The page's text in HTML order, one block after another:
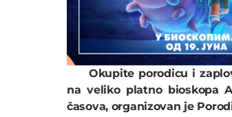
Okupite porodicu i
na veliko platno bioskopa
časova, organizovan je